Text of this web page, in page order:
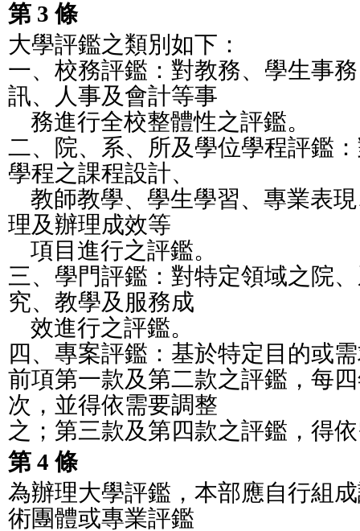
第 3 條
大學評鑑之類別如下：
一、校務評鑑：對教務、學生事
訊、人事及會計等事
務進行全校整體性之評鑑。
二、院、系、所及學位學程評鑑
學程之課程設計、
教師教學、學生學習、專業表
理及辦理成效等
項目進行之評鑑。
三、學門評鑑：對特定領域之院
究、教學及服務成
效進行之評鑑。
四、專案評鑑：基於特定目的或
前項第一款及第二款之評鑑，每
次，並得依需要調整
之；第三款及第四款之評鑑，得
第 4 條
為辦理大學評鑑，本部應自行組
術團體或專業評鑑